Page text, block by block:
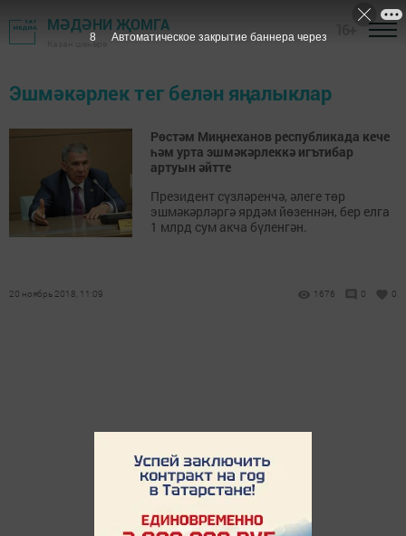
МӘДӘНИ ҖОМГА
Казан шәһәре
Эшмәкәрлек тег белән яңалыклар
Рөстәм Миңнеханов республикада кече
һәм урта эшмәкәрлеккә игътибар
артуын әйтте
Президент сүзләренчә, әлеге төр
эшмәкәрләргә ярдәм йөзеннән, бер елга
1 млрд сум акча бүленгән.
20 ноябрь 2018, 11:09 1676 0 0
7 Автоматическое закрытие баннера через